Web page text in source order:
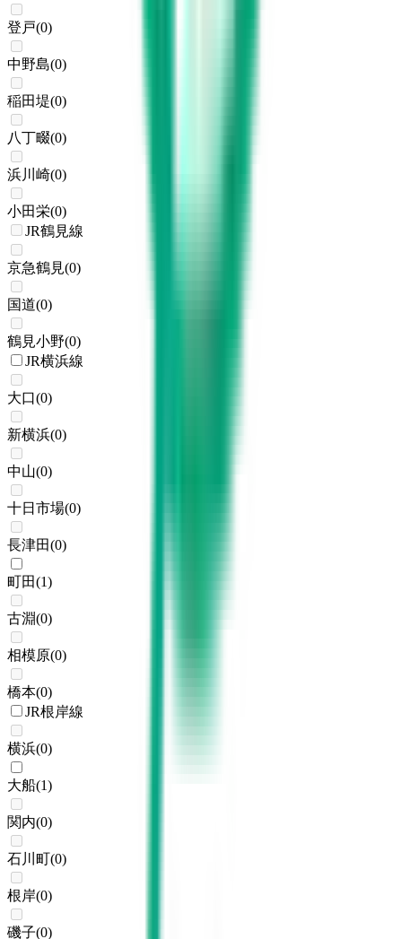
登戸(0)
中野島(0)
稲田堤(0)
八丁畷(0)
浜川崎(0)
小田栄(0)
JR鶴見線
京急鶴見(0)
国道(0)
鶴見小野(0)
JR横浜線
大口(0)
新横浜(0)
中山(0)
十日市場(0)
長津田(0)
町田(1)
古淵(0)
相模原(0)
橋本(0)
JR根岸線
横浜(0)
大船(1)
関内(0)
石川町(0)
根岸(0)
磯子(0)